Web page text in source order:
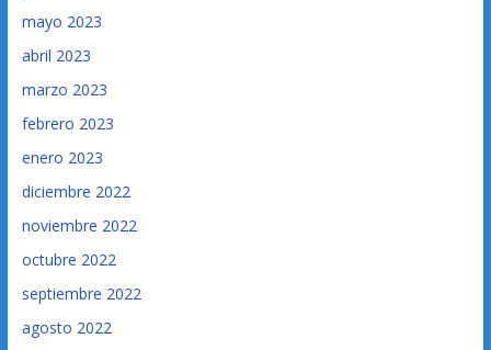
mayo 2023
abril 2023
marzo 2023
febrero 2023
enero 2023
diciembre 2022
noviembre 2022
octubre 2022
septiembre 2022
agosto 2022